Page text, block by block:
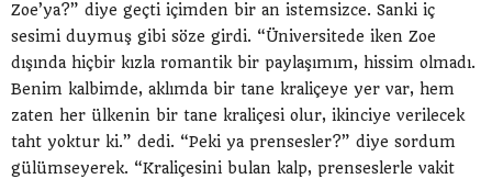
Zoe’ya?” diye geçti içimden bir an istemsizce. Sanki iç
sesimi duymuş gibi söze girdi. “Üniversitede iken Zoe
dışında hiçbir kızla romantik bir paylaşımım, hissim olmadı.
Benim kalbimde, aklımda bir tane kraliçeye yer var, hem
zaten her ülkenin bir tane kraliçesi olur, ikinciye verilecek
taht yoktur ki.” dedi. “Peki ya prensesler?” diye sordum
gülümseyerek. “Kraliçesini bulan kalp, prenseslerle vakit